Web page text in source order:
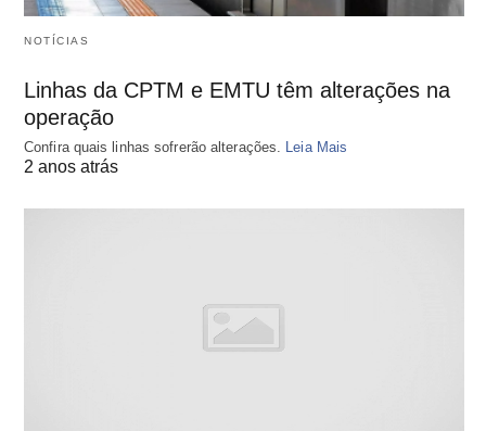
NOTÍCIAS
Linhas da CPTM e EMTU têm alterações na
operação
Confira quais linhas sofrerão alterações. Leia Mais
2 anos atrás